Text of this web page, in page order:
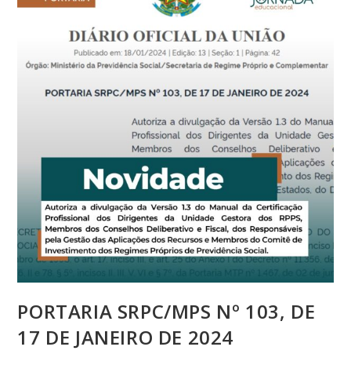
PORTARIA SRPC/MPS Nº 103, DE
17 DE JANEIRO DE 2024